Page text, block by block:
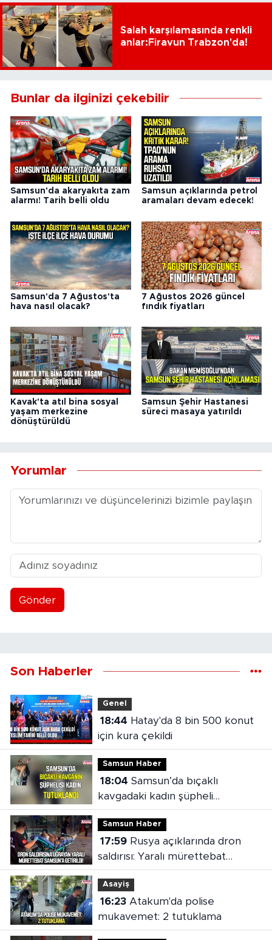
Salah karşılamasında renkli
anlar:Firavun Trabzon'da!
Bunlar da ilginizi çekebilir
Samsun'da akaryakıta zam
alarmı! Tarih belli oldu
Samsun açıklarında petrol
aramaları devam edecek!
Samsun'da 7 Ağustos'ta
hava nasıl olacak?
7 Ağustos 2026 güncel
fındık fiyatları
Kavak'ta atıl bina sosyal
yaşam merkezine
dönüştürüldü
Samsun Şehir Hastanesi
süreci masaya yatırıldı
Yorumlar
Gönder
Son Haberler
Genel
18:44
için kura çekildi
Samsun Haber
18:04
kavgadaki kadın şüpheli
tutuklandı
Samsun Haber
17:59Rusya açıklarında dron
saldırısı: Yaralı mürettebat
Samsun'a getirildi
Asayiş
16:23Atakum'da polise
mukavemet: 2 tutuklama